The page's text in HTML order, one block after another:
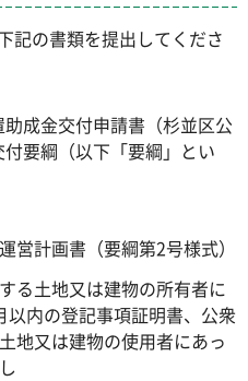
記の書類を提出してくださ
成金交付申請書（杉並区公
要綱（以下「要綱」とい
営計画書（要綱第2号様式）
る土地又は建物の所有者に
以内の登記事項証明書、公衆
地又は建物の使用者にあっ